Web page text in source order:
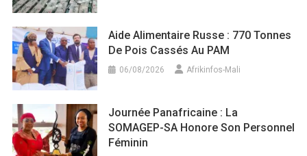
Aide Alimentaire Russe : 770 Tonnes
De Pois Cassés Au PAM
06/08/2026 Afrikinfos-Mali
Journée Panafricaine : La
SOMAGEP-SA Honore Son Personnel
Féminin